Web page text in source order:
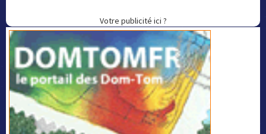
Votre publicité ici ?